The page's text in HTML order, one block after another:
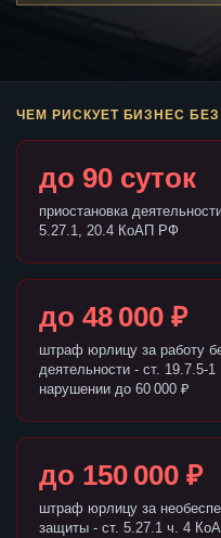
ЧЕМ РИСКУЕТ БИЗНЕС
до 90 суток
приостановка
5.27.1, 20.4 КоАП РФ
до 48 000 ₽
штраф юрлицу за работу
деятельности - ст. 19.7.5-
нарушении до 60 000 ₽
до 150 000 ₽
штраф юрлицу за
защиты - ст. 5.27.1 ч. 4